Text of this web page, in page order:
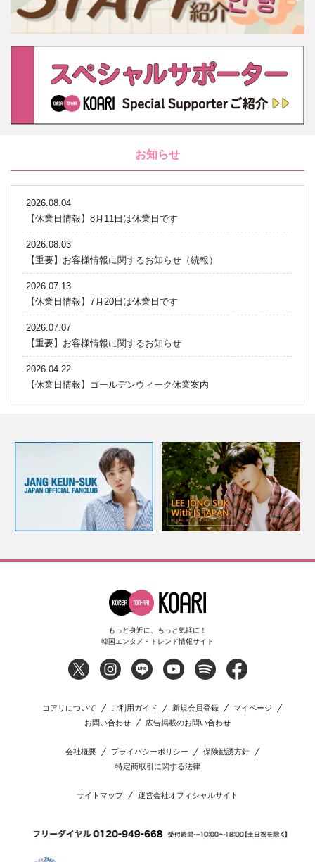
お知らせ
2026.08.04
【休業日情報】8月11日は休業日です
2026.08.03
【重要】お客様情報に関するお知らせ（続報）
2026.07.13
【休業日情報】7月20日は休業日です
2026.07.07
【重要】お客様情報に関するお知らせ
2026.04.22
【休業日情報】ゴールデンウィーク休業案内
もっと身近に、もっと気軽に！
韓国エンタメ・トレンド情報サイト
コアリについて ご利用ガイド 新規会員登録
マイページ
お問い合わせ
広告掲載のお問い合わせ
会社概要 プライバシーポリシー
保険勧誘方針
特定商取引に関する法律
サイトマップ 運営会社オフィシャルサイト